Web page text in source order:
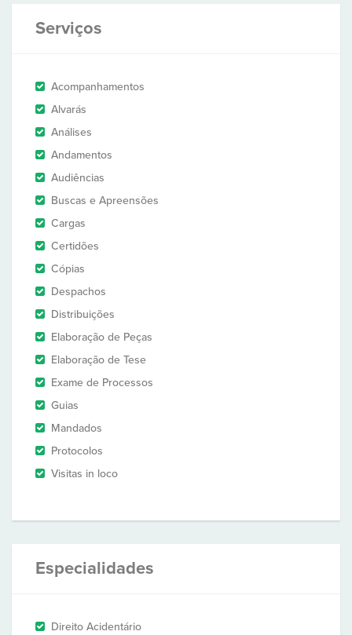
Serviços
Acompanhamentos
Alvarás
Análises
Andamentos
Audiências
Buscas e Apreensões
Cargas
Certidões
Cópias
Despachos
Distribuições
Elaboração de Peças
Elaboração de Tese
Exame de Processos
Guias
Mandados
Protocolos
Visitas in loco
Especialidades
Direito Acidentário